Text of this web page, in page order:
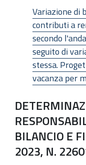
Variazione di
contributi a
secondo
seguito di
stessa.
vacanza per
BILANCIO E
2023, N.